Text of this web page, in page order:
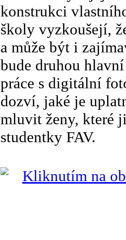
konstrukci
školy vyzkoušejí,
a může být i
bude druhou
práce s digitální
dozví, jaké je
mluvit ženy, které
studentky FAV.